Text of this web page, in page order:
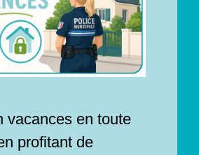
vacances en toute
profitant de